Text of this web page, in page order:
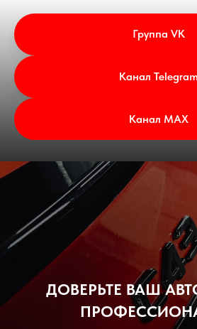
Группа VK
Канал Telegram
Канал MAX
ДОВЕРЬТЕ ВАШ